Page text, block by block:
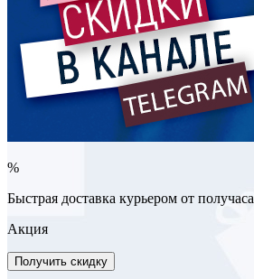
%
Быстрая доставка курьером от получаса
Акция
Получить скидку